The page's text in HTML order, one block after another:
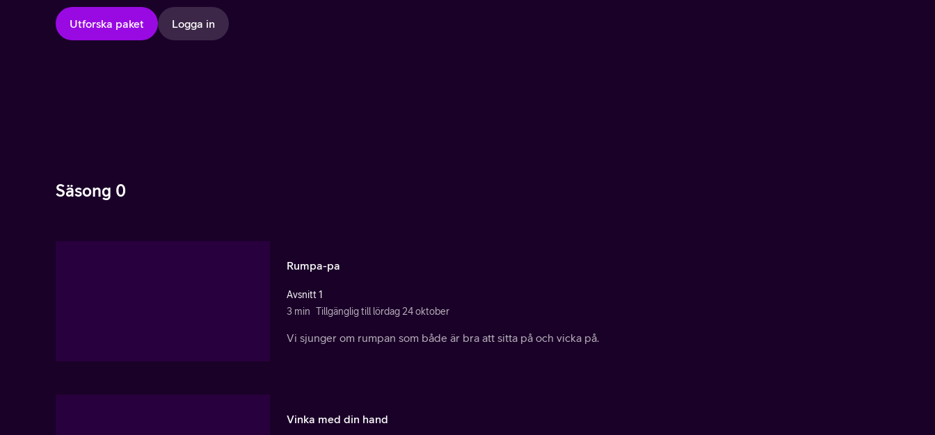
Utforska paket Logga in
Säsong 0
Rumpa-pa
Avsnitt 1
3 min Tillgänglig till lördag 24 oktober
Vi sjunger om rumpan som både är bra att sitta på och vicka på.
Vinka med din hand